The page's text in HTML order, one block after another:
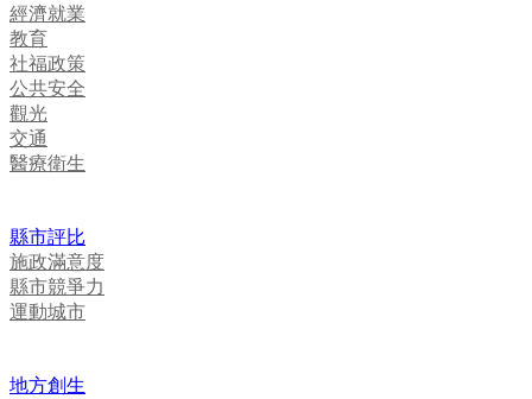
經濟就業
教育
社福政策
公共安全
觀光
交通
醫療衛生
縣市評比
施政滿意度
縣市競爭力
運動城市
地方創生